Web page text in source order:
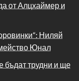
от Алцхаймер и
Ниляй
Юнал
трудни и ще